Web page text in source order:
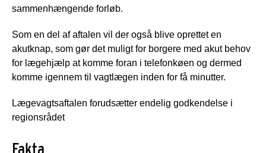
sammenhængende forløb.
Som en del af aftalen vil der også blive oprettet en
akutknap, som gør det muligt for borgere med akut behov
for lægehjælp at komme foran i telefonkøen og dermed
komme igennem til vagtlægen inden for få minutter.
Lægevagtsaftalen forudsætter endelig godkendelse i
regionsrådet
Fakta